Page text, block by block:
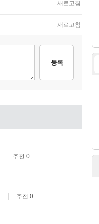
새로고침
새로고침
등록
추천 0
추천 0